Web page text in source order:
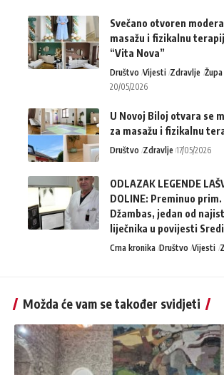
Svečano otvoren
masažu i fizikalnu
“Vita Nova”
Društvo Vijesti Zdravlje
20/05/2026
U Novoj Biloj otvara se
za masažu i fizikalnu
Društvo Zdravlje 17/05/2026
ODLAZAK LEGENDE
DOLINE: Preminuo
Džambas, jedan od
liječnika u povijesti
Crna kronika Društvo Vijesti
Možda će vam se također svidjeti